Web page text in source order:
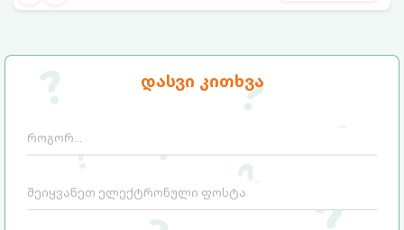
დასვი კითხვა